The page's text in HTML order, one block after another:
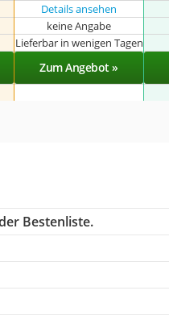
Details ansehen
keine Angabe
Lieferbar in wenigen Tagen
Zum Angebot »
Bestenliste.